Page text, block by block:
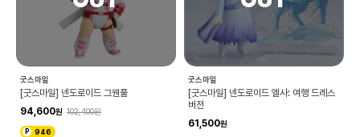
굿스마일
[굿스마일] 넨도로이드 그웬풀
94,600
102,400
946
굿스마일
[굿스마일] 넨도로이드 엘사: 여행 드레스
버전
61,500